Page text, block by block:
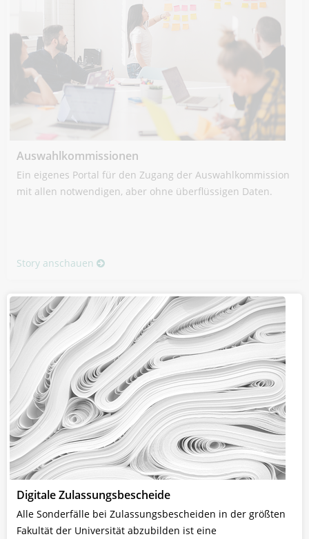
Auswahlkommissionen
Ein eigenes Portal für den Zugang der Auswahlkommission
mit allen notwendigen, aber ohne überflüssigen Daten.
Story anschauen
Digitale Zulassungsbescheide
Alle Sonderfälle bei Zulassungsbescheiden in der größten
Fakultät der Universität abzubilden ist eine